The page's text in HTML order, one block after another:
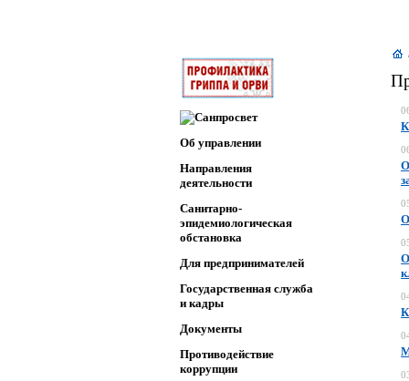
Об управлении
Направления
деятельности
Санитарно-
эпидемиологическая
обстановка
Для предпринимателей
Государственная служба
и кадры
Документы
Противодействие
коррупции
О